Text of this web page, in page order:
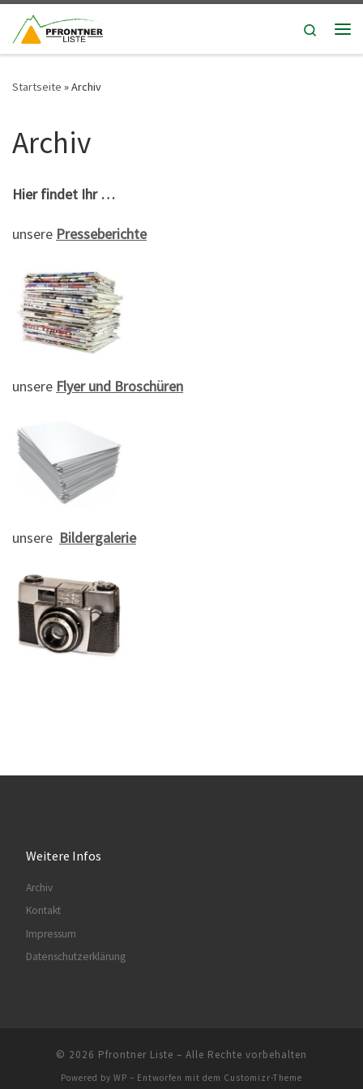
Zum Inhalt springen
Search
Startseite »Archiv
Archiv
Hier findet Ihr …
unsere Presseberichte
unsere Flyer und Broschüren
unsere Bildergalerie
Weitere Infos
Archiv
Kontakt
Impressum
Datenschutzerklärung
© 2026 Pfrontner Liste – Alle Rechte vorbehalten
Powered by WP – Entworfen mit dem Customizr-Theme